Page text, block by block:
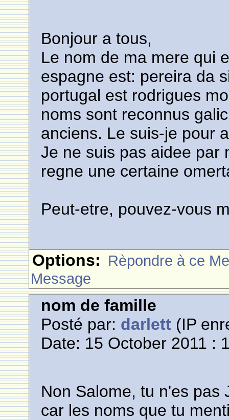
Bonjour a tous,
Le nom de ma mere qui
espagne est: pereira da
portugal est rodrigues
noms sont reconnus
anciens. Le suis-je pour
Je ne suis pas aidee par
regne une certaine
Peut-etre, pouvez-vous
Options: Rèpondre à ce
Message
nom de famille
Posté par: darlett (IP
Date: 15 October 2011 :
Non Salome, tu n'es pas
car les noms que tu